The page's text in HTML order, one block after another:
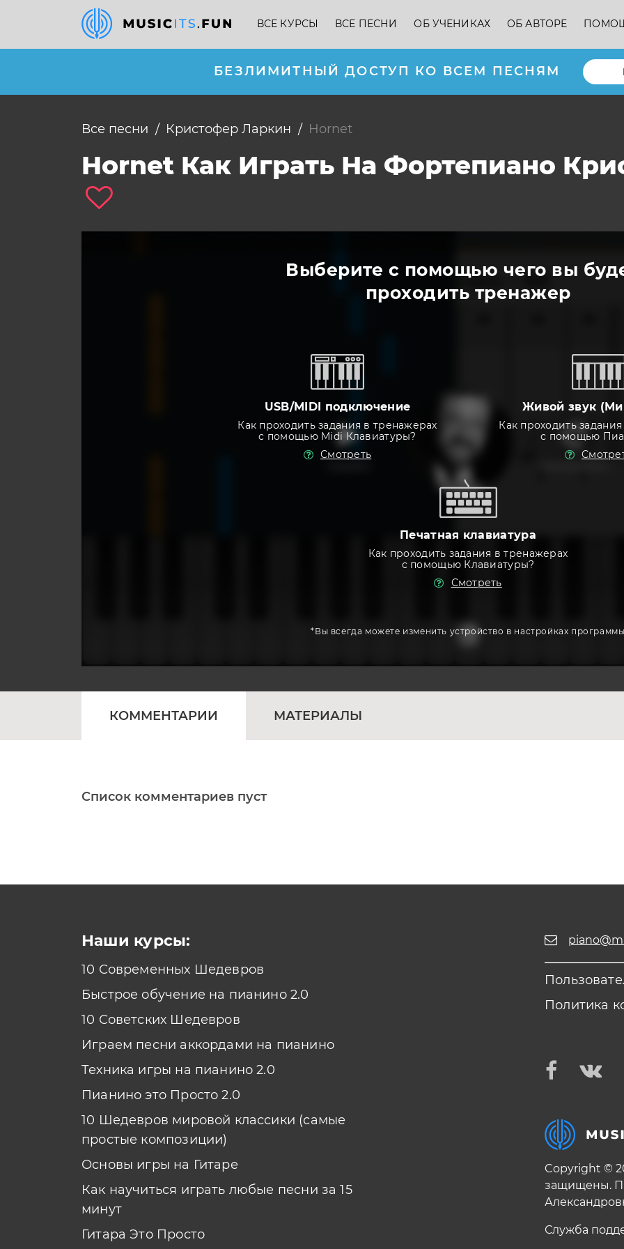
ВСЕ КУРСЫ ВСЕ ПЕСНИ ОБ УЧЕНИКАХ ОБ АВТОРЕ
БЕЗЛИМИТНЫЙ ДОСТУП КО ВСЕМ ПЕСНЯМ
Все песни Кристофер Ларкин Hornet
Hornet Как Играть На Фортепиано
Выберите с помощью чего вы
проходить тренажер
USB/MIDI подключение
Как проходить задания в тренажерах
с помощью Midi Клавиатуры?
Смотреть
Живой звук
Как проходить
с помощью
Печатная клавиатура
Как проходить задания в тренажерах
с помощью Клавиатуры?
Смотреть
*Вы всегда можете изменить устройство в настройках
КОММЕНТАРИИ МАТЕРИАЛЫ
Список комментариев пуст
Наши курсы:
10 Современных Шедевров
Быстрое обучение на пианино 2.0
10 Советских Шедевров
Играем песни аккордами на пианино
Техника игры на пианино 2.0
Пианино это Просто 2.0
10 Шедевров мировой классики (самые
простые композиции)
Основы игры на Гитаре
Как научиться играть любые песни за 15
минут
Гитара Это Просто
Политика
Copyright ©
защищены.
Служба